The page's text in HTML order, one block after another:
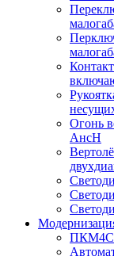
Огонь
АнсН
ПКМ4С